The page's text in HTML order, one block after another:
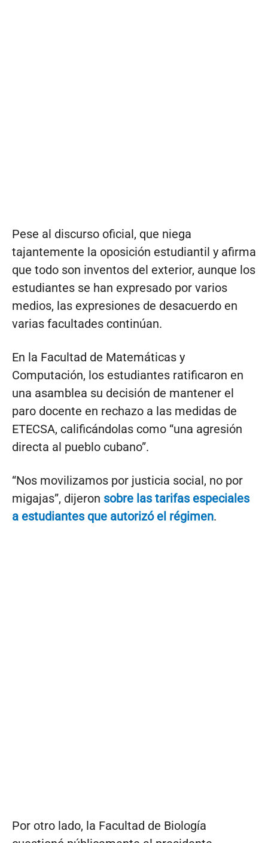
Pese al discurso oficial, que niega
tajantemente la oposición estudiantil y afirma
que todo son inventos del exterior, aunque los
estudiantes se han expresado por varios
medios, las expresiones de desacuerdo en
varias facultades continúan.
En la Facultad de Matemáticas y
Computación, los estudiantes ratificaron en
una asamblea su decisión de mantener el
paro docente en rechazo a las medidas de
ETECSA, calificándolas como “una agresión
directa al pueblo cubano”.
“Nos movilizamos por justicia social, no por
migajas”, dijeron sobre las tarifas especiales
a estudiantes que autorizó el régimen.
Por otro lado, la Facultad de Biología